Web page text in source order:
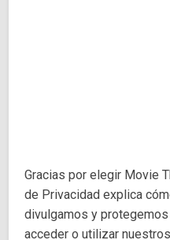
Gracias por elegir Movie
de Privacidad explica
divulgamos y
acceder o utilizar